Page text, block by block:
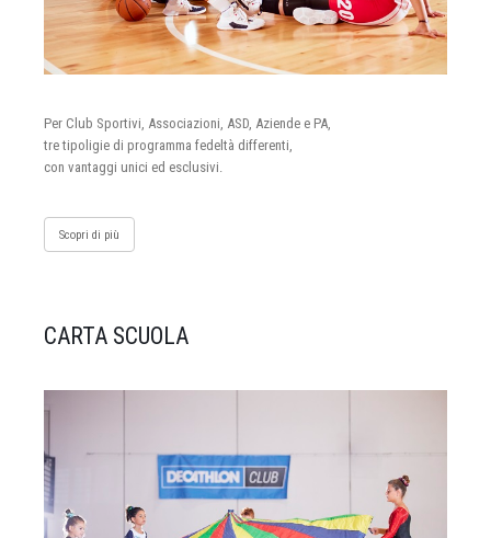
Per Club Sportivi, Associazioni, ASD, Aziende e PA,
tre tipoligie di programma fedeltà differenti,
con vantaggi unici ed esclusivi.
Scopri di più
CARTA SCUOLA